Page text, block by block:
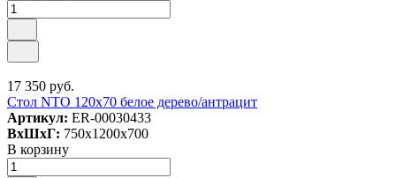
17 350 руб.
Стол NTO 120x70 белое дерево/антрацит
Артикул: ER-00030433
ВxШxГ: 750x1200x700
В корзину